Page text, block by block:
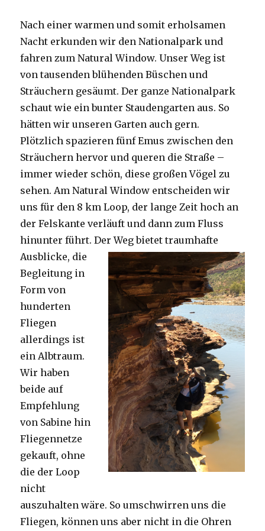
Nach einer warmen und somit erholsamen
Nacht erkunden wir den Nationalpark und
fahren zum Natural Window. Unser Weg ist
von tausenden blühenden Büschen und
Sträuchern gesäumt. Der ganze Nationalpark
schaut wie ein bunter Staudengarten aus. So
hätten wir unseren Garten auch gern.
Plötzlich spazieren fünf Emus zwischen den
Sträuchern hervor und queren die Straße –
immer wieder schön, diese großen Vögel zu
sehen. Am Natural Window entscheiden wir
uns für den 8 km Loop, der lange Zeit hoch an
der Felskante verläuft und dann zum Fluss
hinunter führt. Der Weg bietet traumhafte
Ausblicke, die
Begleitung in
Form von
hunderten
Fliegen
allerdings ist
ein Albtraum.
Wir haben
beide auf
Empfehlung
von Sabine hin
Fliegennetze
gekauft, ohne
die der Loop
nicht
auszuhalten wäre. So umschwirren uns die
Fliegen, können uns aber nicht in die Ohren